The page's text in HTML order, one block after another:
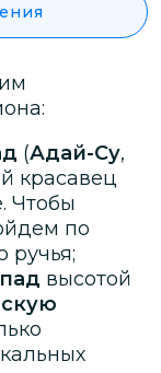
(Адай-Су,
красавец
Чтобы
по
ручья;
высотой